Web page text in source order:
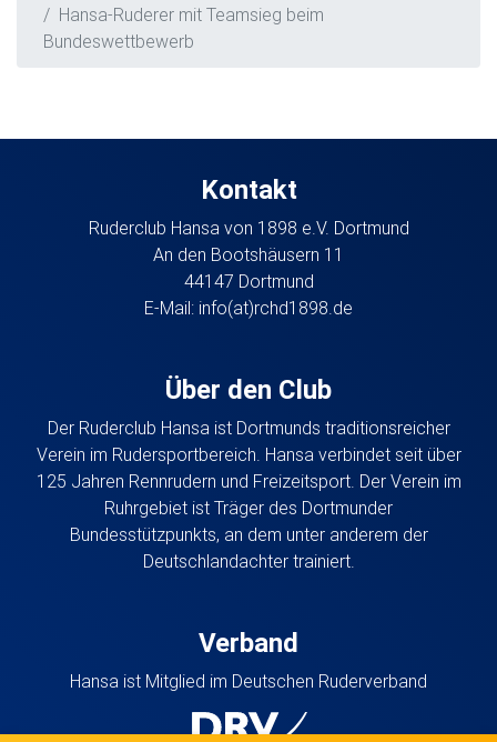
Hansa-Ruderer mit Teamsieg beim
Bundeswettbewerb
Kontakt
Ruderclub Hansa von 1898 e.V. Dortmund
An den Bootshäusern 11
44147 Dortmund
E-Mail: info(at)rchd1898.de
Über den Club
Der Ruderclub Hansa ist Dortmunds traditionsreicher
Verein im Rudersportbereich. Hansa verbindet seit über
125 Jahren Rennrudern und Freizeitsport. Der Verein im
Ruhrgebiet ist Träger des Dortmunder
Bundesstützpunkts, an dem unter anderem der
Deutschlandachter trainiert.
Verband
Hansa ist Mitglied im Deutschen Ruderverband